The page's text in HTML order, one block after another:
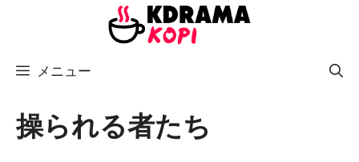
メニュー
操られる者たち